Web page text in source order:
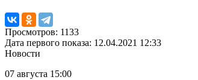
Просмотров: 1133
Дата первого показа: 12.04.2021 12:33
Новости
07 августа 15:00